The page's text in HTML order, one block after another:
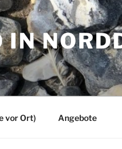
IN
vor Ort) Angebote